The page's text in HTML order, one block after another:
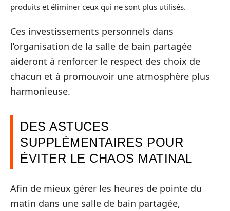
produits et éliminer ceux qui ne sont plus utilisés.
Ces investissements personnels dans
l’organisation de la salle de bain partagée
aideront à renforcer le respect des choix de
chacun et à promouvoir une atmosphère plus
harmonieuse.
DES ASTUCES
SUPPLÉMENTAIRES POUR
ÉVITER LE CHAOS MATINAL
Afin de mieux gérer les heures de pointe du
matin dans une salle de bain partagée,